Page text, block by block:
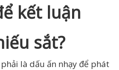
kết luận
sắt?
là dấu ấn nhạy để phát